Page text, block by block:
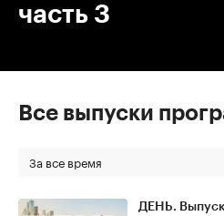
часть 3
Все выпуски
За все время
ДЕНЬ.